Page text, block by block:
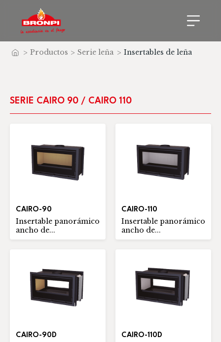
Inicio
> Productos > Serie leña > Insertables de leña
SERIE CAIRO 90 / CAIRO 110
CAIRO-90
Insertable panorámico
ancho de...
CAIRO-110
Insertable panorámico
ancho de...
CAIRO-90D CAIRO-110D